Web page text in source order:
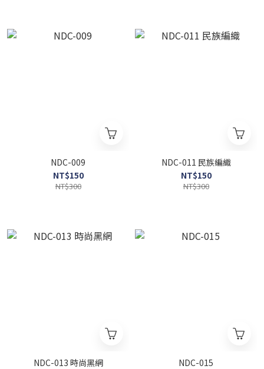
NDC-009
NT$150
NT$300
NDC-011 民族編織
NT$150
NT$300
NDC-013 時尚黑網
NDC-015